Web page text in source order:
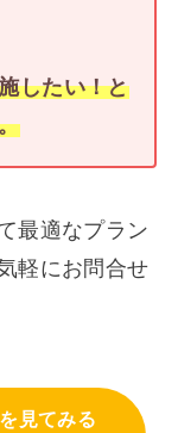
したい！と
最適なプラン
軽にお問合せ
見てみる